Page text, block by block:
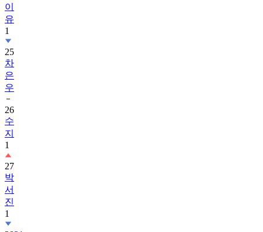
이
유
1
25
차
은
우
26
수
지
1
27
박
서
진
1